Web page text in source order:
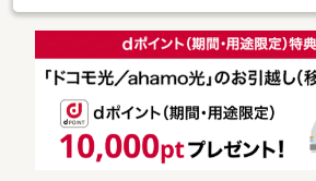
か？【弊社では以下の５つをお客様にお約束
の善し悪しは全て正直にお話しします。2.無
の催促、突然の訪問等、しつこい営業は一切
したら終わりではなくお引き渡し後、お引
タ更新は迅速に行います。）5.お客様の個人
払って取り扱いします。